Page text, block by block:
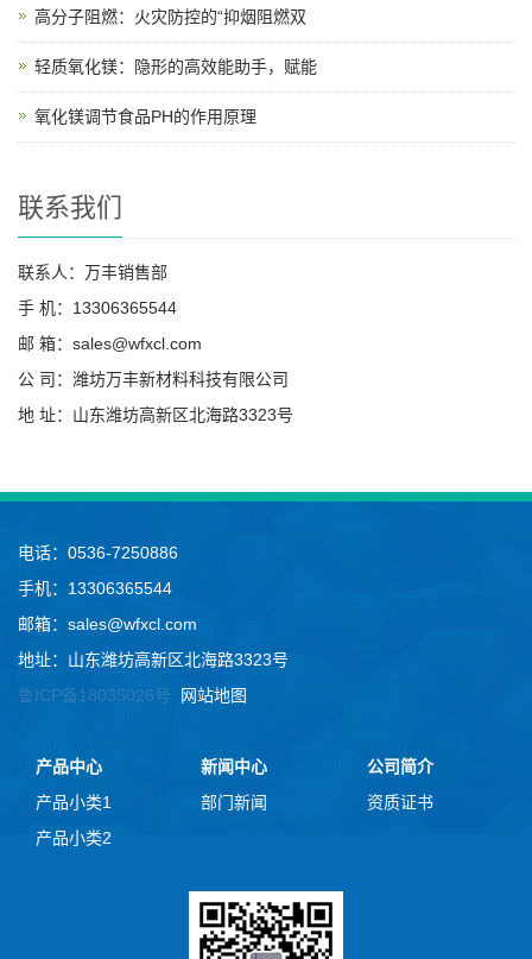
高分子阻燃：火灾防控的“抑烟阻燃双
轻质氧化镁：隐形的高效能助手，赋能
氧化镁调节食品PH的作用原理
联系我们
联系人：万丰销售部
手 机：13306365544
邮 箱：sales@wfxcl.com
公 司：潍坊万丰新材料科技有限公司
地 址：山东潍坊高新区北海路3323号
电话：0536-7250886
手机：13306365544
邮箱：sales@wfxcl.com
地址：山东潍坊高新区北海路3323号
鲁ICP备18035026号
网站地图
产品中心
产品小类1
产品小类2
新闻中心
部门新闻
公司简介
资质证书